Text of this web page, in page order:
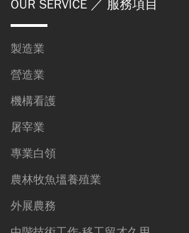
OUR SERVICE／ 服務項目
製造業
營造業
機構看護
屠宰業
專業白領
農林牧魚塭養殖業
外展農務